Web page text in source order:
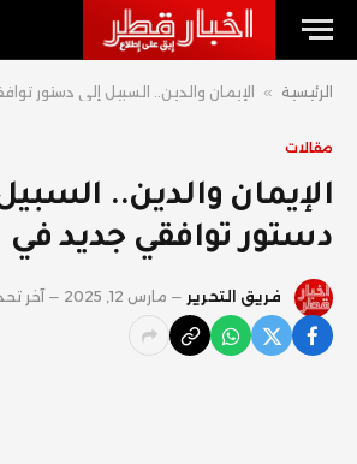
الرئيسية » الإيمان والدين.. السبيل إلى دستور
مقالات
الإيمان والدين..
دستور توافقي جديد في
فريق التحرير مارس 12, 2025 آخر